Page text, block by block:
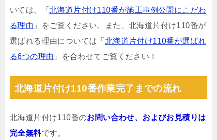
いては、「 北海道片付け110番が施工事例公開にこだわ
る理由 」をご覧ください。また、北海道片付け110番が
選ばれる理由については「 北海道片付け110番が選ばれ
る6つの理由 」を合わせてご覧ください！
北海道片付け110番作業完了までの流れ
北海道片付け110番のお問い合わせ、およびお見積りは
完全無料です。